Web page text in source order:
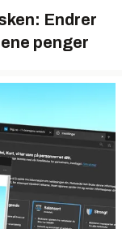
Endrer
penger